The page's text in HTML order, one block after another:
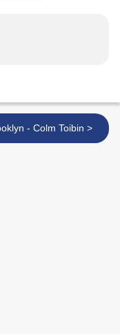
Brooklyn - Colm Toibin >